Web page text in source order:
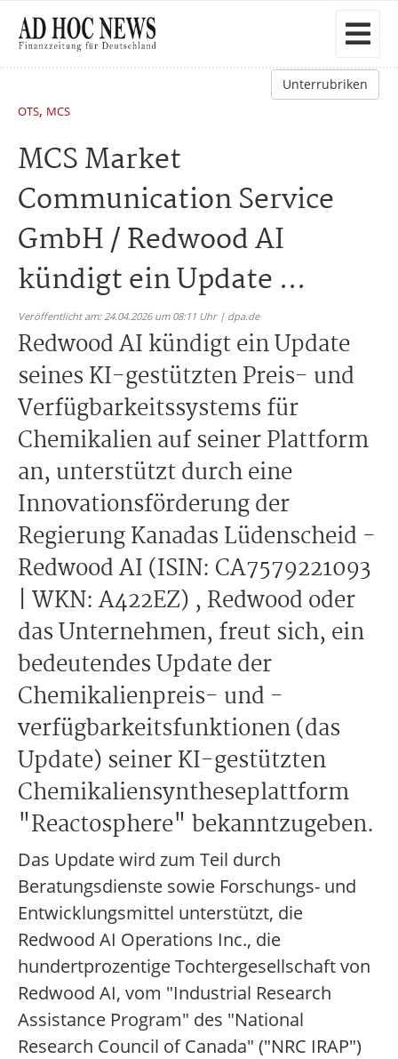
Unterrubriken
OTS, MCS
MCS Market
Communication Service
GmbH / Redwood AI
kündigt ein Update ...
Veröffentlicht am: 24.04.2026 um 08:11 Uhr | dpa.de
Redwood AI kündigt ein Update
seines KI-gestützten Preis- und
Verfügbarkeitssystems für
Chemikalien auf seiner Plattform
an, unterstützt durch eine
Innovationsförderung der
Regierung Kanadas Lüdenscheid -
Redwood AI (ISIN: CA7579221093
| WKN: A422EZ) , Redwood oder
das Unternehmen, freut sich, ein
bedeutendes Update der
Chemikalienpreis- und -
verfügbarkeitsfunktionen (das
Update) seiner KI-gestützten
Chemikaliensyntheseplattform
"Reactosphere" bekanntzugeben.
Das Update wird zum Teil durch
Beratungsdienste sowie Forschungs- und
Entwicklungsmittel unterstützt, die
Redwood AI Operations Inc., die
hundertprozentige Tochtergesellschaft von
Redwood AI, vom "Industrial Research
Assistance Program" des "National
Research Council of Canada" ("NRC IRAP")